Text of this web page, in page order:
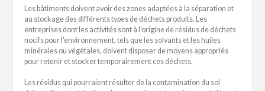
Les bâtiments doivent avoir des zones adaptées à la séparation et
au stockage des différents types de déchets produits. Les
entreprises dont les activités sont à l'origine de résidus de déchets
nocifs pour l'environnement, tels que les solvants et les huiles
minérales ou végétales, doivent disposer de moyens appropriés
pour retenir et stocker temporairement ces déchets.
Les résidus qui pourraient résulter de la contamination du sol